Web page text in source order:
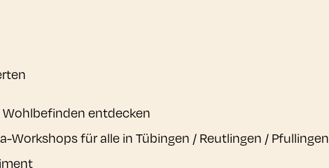
Wohlbefinden entdecken
Workshops für alle in Tübingen / Reutlingen / Pfullingen